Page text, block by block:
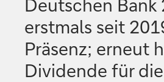
Deutschen Bank
erstmals seit
Präsenz; erneut
Dividende für